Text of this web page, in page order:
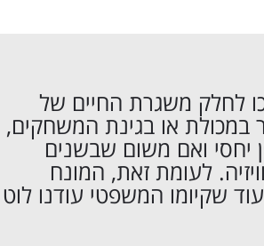
לחלק משגרת החיים של
במכולת או בגינת המשחקים,
ואם משום שבשנים
לעומת זאת, המונח
שקיומו המשפטי עודנו לוט